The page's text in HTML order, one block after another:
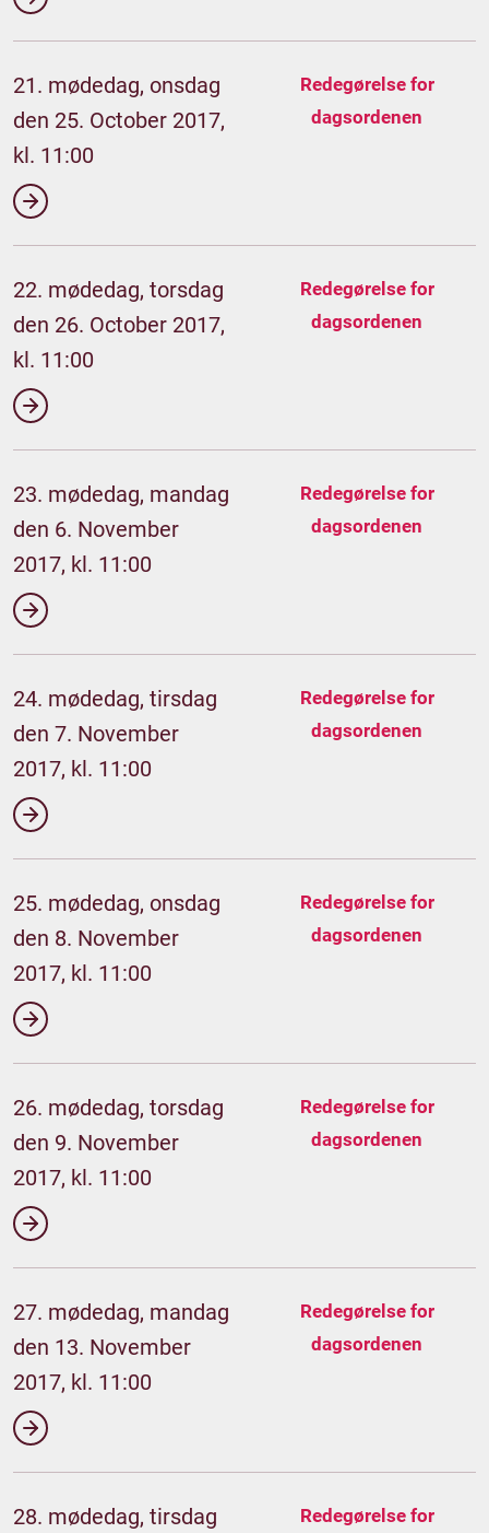
21. mødedag, onsdag
den 25. October 2017,
kl. 11:00
Redegørelse for
dagsordenen
22. mødedag, torsdag
den 26. October 2017,
kl. 11:00
Redegørelse for
dagsordenen
23. mødedag, mandag
den 6. November
2017, kl. 11:00
Redegørelse for
dagsordenen
24. mødedag, tirsdag
den 7. November
2017, kl. 11:00
Redegørelse for
dagsordenen
25. mødedag, onsdag
den 8. November
2017, kl. 11:00
Redegørelse for
dagsordenen
26. mødedag, torsdag
den 9. November
2017, kl. 11:00
Redegørelse for
dagsordenen
27. mødedag, mandag
den 13. November
2017, kl. 11:00
Redegørelse for
dagsordenen
28. mødedag, tirsdag
Redegørelse for